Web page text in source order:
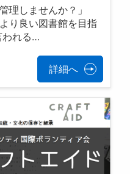
理しませんか？」
り良い図書館を目指
われる…
詳細へ